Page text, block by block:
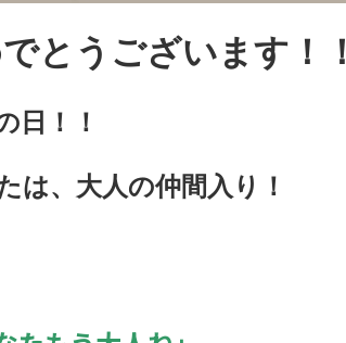
とうございます！！
日！！
は、大人の仲間入り！